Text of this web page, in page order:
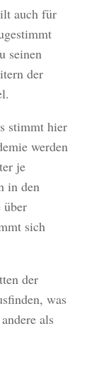
auch für
seinen
der
stimmt hier
werden
je
in den
über
sich
der
was
als